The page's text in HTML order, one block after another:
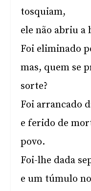
tosquiam,
ele não abriu a
Foi eliminado
mas, quem se
sorte?
Foi arrancado
e ferido de
povo.
Foi-lhe dada
e um túmulo